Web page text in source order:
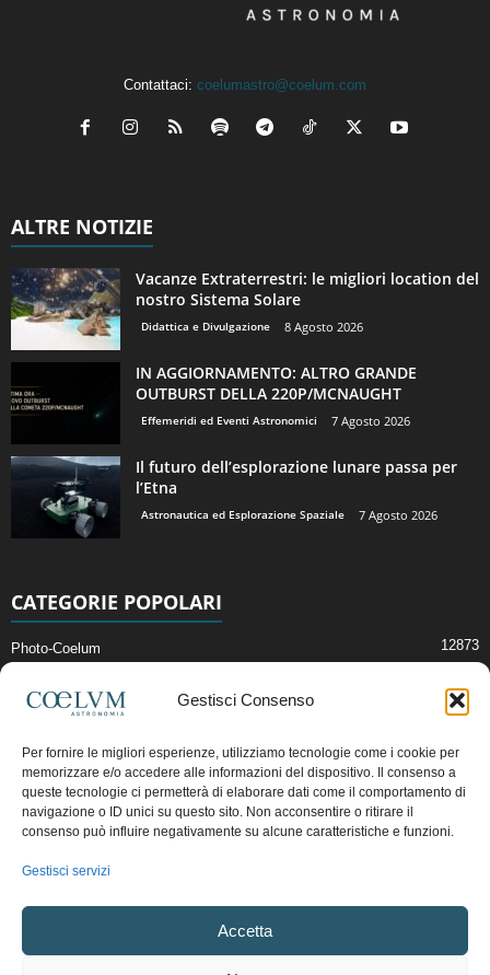
Gestisci Consenso
Per fornire le migliori esperienze, utilizziamo tecnologie come i cookie per
memorizzare e/o accedere alle informazioni del dispositivo. Il consenso a
queste tecnologie ci permetterà di elaborare dati come il comportamento di
navigazione o ID unici su questo sito. Non acconsentire o ritirare il
consenso può influire negativamente su alcune caratteristiche e funzioni.
Gestisci servizi
Accetta
Contattaci: coelumastro@coelum.com
ALTRE NOTIZIE
Vacanze Extraterrestri: le migliori location del
nostro Sistema Solare
Didattica e Divulgazione 8 Agosto 2026
IN AGGIORNAMENTO: ALTRO GRANDE
OUTBURST DELLA 220P/MCNAUGHT
Effemeridi ed Eventi Astronomici 7 Agosto 2026
Il futuro dell’esplorazione lunare passa per
l’Etna
Astronautica ed Esplorazione Spaziale 7 Agosto 2026
CATEGORIE POPOLARI
Photo-Coelum 12873
News di Astronomia 2412
Cielo del Mese
Astronomia, Astrofisica e Cosmologia
Articoli e Risorse On-Line
Copyright © 1997 - 2024 vietata la riproduzione.